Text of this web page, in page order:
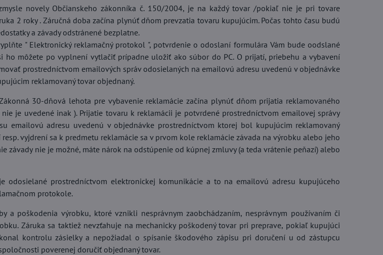
novely Občianskeho zákonníka č. 150/2004, je na každý tovar /pokiaľ nie je pri tovare
2 roky . Záručná doba začína plynúť dňom prevzatia tovaru kupujúcim. Počas tohto času budú
a závady odstránené bezplatne.
" Elektronický reklamačný protokol ", potvrdenie o odoslaní formulára Vám bude oodslané
ho môžete po vyplnení vytlačiť prípadne uložiť ako súbor do PC. O prijatí, priebehu a vybavení
prostredníctvom emailových správ odosielaných na emailovú adresu uvedenú v objednávke
reklamovaný tovar objednaný.
30-dňová lehota pre vybavenie reklamácie začína plynúť dňom prijatia reklamovaného
je uvedené inak ). Prijatie tovaru k reklamácii je potvrdené prostredníctvom emailovej správy
emailovú adresu uvedenú v objednávke prostredníctvom ktorej bol kupujúcim reklamovaný
vyjdrení sa k predmetu reklamácie sa v prvom kole reklamácie závada na výrobku alebo jeho
závady nie je možné, máte nárok na odstúpenie od kúpnej zmluvy (a teda vrátenie peňazí) alebo
odosielané prostredníctvom elektronickej komunikácie a to na emailovú adresu kupujúceho
protokole.
a poškodenia výrobku, ktoré vznikli nesprávnym zaobchádzaním, nesprávnym používaním či
Záruka sa taktiež nevzťahuje na mechanicky poškodený tovar pri preprave, pokiaľ kupujúci
kontrolu zásielky a nepožiadal o spísanie škodového zápisu pri doručení u od zástupcu
poverenej doručiť objednaný tovar.
Záhradný domček kovový GAH
1300 - 340 x 382 cm
SKLADOM
821,54 € Do košíka
20,14 €
20%
Dráha pre autíčka set 9 v 1
SKLADOM
15,99 € Do košíka
Parkovisko s výťahom a
heliportom hračka 21 v 1
SKLADOM
36,90 €